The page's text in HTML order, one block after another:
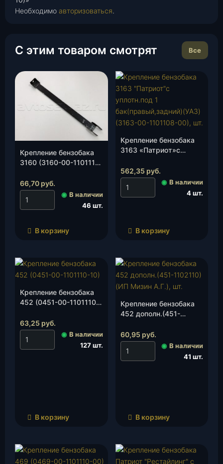
Необходимо авторизоваться.
С этим товаром смотрят Все
Крепление бензобака
3160 (3160-00-1101110-
66,70 руб.
◉ В наличии
46 шт.
В корзину
Крепление бензобака
3163 «Патриот»с
бак(правый,задний)
(УАЗ)(3163-00-
1101108-00), шт.
562,35 руб.
◉ В наличии
4 шт.
В корзину
Крепление бензобака
452 (0451-00-1101110-
63,25 руб.
◉ В наличии
127 шт.
В корзину
Крепление бензобака
452 дополн.(451-
А.Г.), шт.
60,95 руб.
◉ В наличии
41 шт.
В корзину